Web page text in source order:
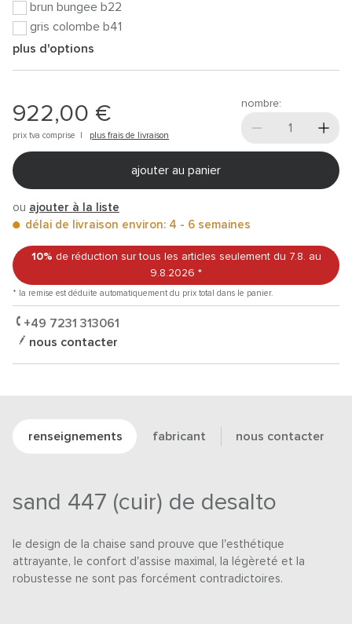
brun bungee b22
gris colombe b41
plus d'options
922,00 €
prix tva comprise | plus frais de livraison
nombre:
ajouter au panier
ou ajouter à la liste
délai de livraison environ: 4 - 6 semaines
10% de réduction sur tous les articles seulement du 7.8.
au
9.8.2026 *
* la remise est déduite automatiquement du prix total dans le panier.
+49 7231 313061
nous contacter
renseignements fabricant nous contacter
sand 447 (cuir) de desalto
le design de la chaise sand prouve que l'esthétique
attrayante, le confort d'assise maximal, la légèreté et la
robustesse ne sont pas forcément contradictoires.